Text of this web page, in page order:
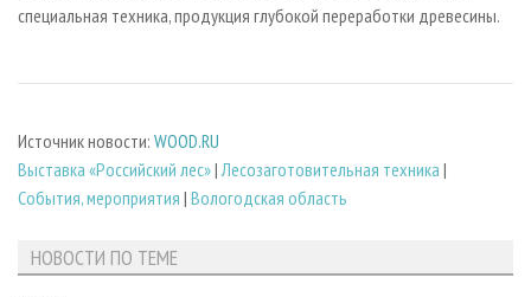
специальная техника, продукция глубокой переработки древесины.
Источник новости: WOOD.RU
Выставка «Российский лес»|Лесозаготовительная техника |
События, мероприятия | Вологодская область
НОВОСТИ ПО ТЕМЕ